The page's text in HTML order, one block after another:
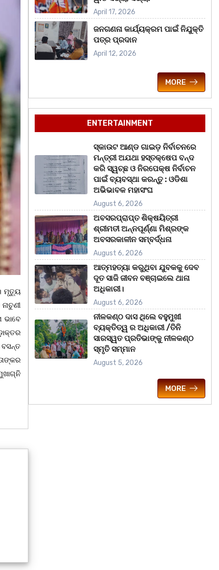
ମୃତ୍ୟୁ
ଭାବେ
April 17, 2026
ଜନଗଣନା କାର୍ଯ୍ୟକ୍ରମ ପାଇଁ ନିଯୁକ୍ତି
ପତ୍ର ପ୍ରଦାନ
April 12, 2026
MORE
ENTERTAINMENT
ସ୍କାଉଟ ଆଣ୍ଡ ଗାଇଡ଼ ନିର୍ବାଚନରେ
ମନ୍ତ୍ରୀ ଅଯଥା ହସ୍ତକ୍ଷେପ ବନ୍ଦ
କରି ସ୍ୱଚ୍ଛ ଓ ନିରପେକ୍ଷ ନିର୍ବାଚନ
ପାଇଁ ବ୍ୟବସ୍ଥା କରନ୍ତୁ : ଓଡିଶା
ଅଭିଭାବକ ମହାସଂଘ
August 6, 2026
ଅବସରପ୍ରାପ୍ତ ଶିକ୍ଷୟିତ୍ରୀ
ଶ୍ରୀମତୀ ଅନ୍ନପୂର୍ଣ୍ଣା ମିଶ୍ରଙ୍କ
ଅବସରକାଳୀନ ସମ୍ବର୍ଦ୍ଧନା
August 6, 2026
ଆତ୍ମହତ୍ୟା କରୁଥିବା ଯୁବକକୁ ଦେବ
ଦୂତ ସାଜି ଜୀବନ ବଞ୍ଚାଇଲେ ଥାନା
ଅଧିକାରୀ।
August 6, 2026
ନୀଳକଣ୍ଠ ଦାସ ଥିଲେ ବହୁମୁଖୀ
ବ୍ୟକ୍ତିତ୍ୱ ର ଅଧିକାରୀ /ତିନି
ସାରସ୍ୱତ ପ୍ରତିଭାଙ୍କୁ ନୀଳକଣ୍ଠ
ସ୍ମୃତି ସମ୍ମାନ
August 5, 2026
MORE